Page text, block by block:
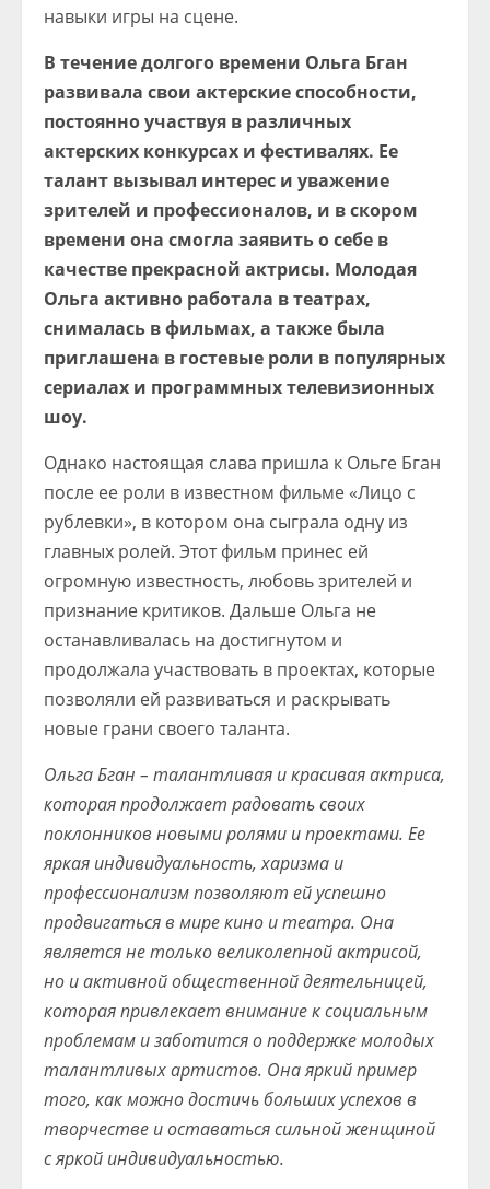
навыки игры на сцене.
В течение долгого времени Ольга Бган
развивала свои актерские способности,
постоянно участвуя в различных
актерских конкурсах и фестивалях. Ее
талант вызывал интерес и уважение
зрителей и профессионалов, и в скором
времени она смогла заявить о себе в
качестве прекрасной актрисы. Молодая
Ольга активно работала в театрах,
снималась в фильмах, а также была
приглашена в гостевые роли в популярных
сериалах и программных телевизионных
шоу.
Однако настоящая слава пришла к Ольге Бган
после ее роли в известном фильме «Лицо с
рублевки», в котором она сыграла одну из
главных ролей. Этот фильм принес ей
огромную известность, любовь зрителей и
признание критиков. Дальше Ольга не
останавливалась на достигнутом и
продолжала участвовать в проектах, которые
позволяли ей развиваться и раскрывать
новые грани своего таланта.
Ольга Бган – талантливая и красивая актриса,
которая продолжает радовать своих
поклонников новыми ролями и проектами. Ее
яркая индивидуальность, харизма и
профессионализм позволяют ей успешно
продвигаться в мире кино и театра. Она
является не только великолепной актрисой,
но и активной общественной деятельницей,
которая привлекает внимание к социальным
проблемам и заботится о поддержке молодых
талантливых артистов. Она яркий пример
того, как можно достичь больших успехов в
творчестве и оставаться сильной женщиной
с яркой индивидуальностью.